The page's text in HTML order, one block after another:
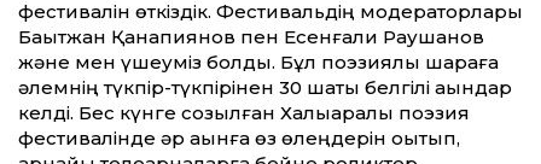
фестивалін өткіздік. Фестивальдің модераторлары
Бақытжан Қанапиянов пен Есенғали Раушанов
және мен үшеуміз болдық. Бұл поэзиялық шараға
әлемнің түкпір-түкпірінен 30 шақты белгілі ақындар
келді. Бес күнге созылған Халықаралық поэзия
фестивалінде әр ақынға өз өлеңдерін оқытып,